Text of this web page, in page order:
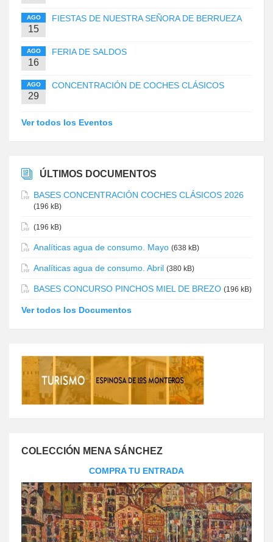
AGO
15
FIESTAS DE NUESTRA SEÑORA DE BERRUEZA
AGO
16
FERIA DE SALDOS
AGO
29
CONCENTRACIÓN DE COCHES CLÁSICOS
Ver todos los Eventos
ÚLTIMOS DOCUMENTOS
BASES CONCENTRACIÓN COCHES CLÁSICOS 2026
(196 kB)
(196 kB)
Analíticas agua de consumo. Mayo (638 kB)
Analíticas agua de consumo. Abril (380 kB)
BASES CONCURSO PINCHOS MIEL DE BREZO (196 kB)
Ver todos los Documentos
COLECCIÓN MENA SÁNCHEZ
COMPRA TU ENTRADA